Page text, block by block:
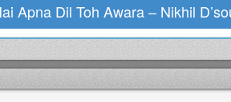
Apna Dil Toh Awara – Nikhil